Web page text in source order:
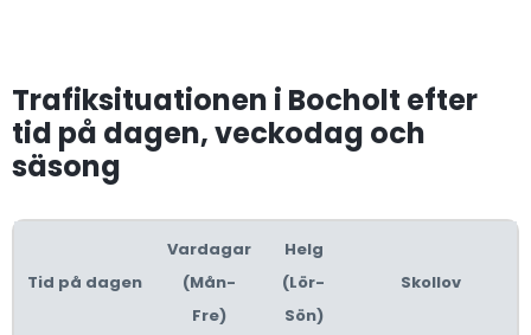
Trafiksituationen i Bocholt efter
tid på dagen, veckodag och
säsong
Tid på dagen
Vardagar
(Mån-
Fre)
Helg
(Lör-
Sön)
Skollov